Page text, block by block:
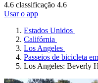
4.6 classificação 4.6
Usar o app
Estados Unidos
Califórnia
Los Angeles
Passeios de bicicleta
Los Angeles: Beverly